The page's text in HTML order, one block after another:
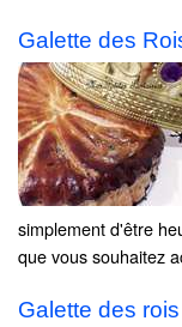
Galette des
simplement d'être
que vous souhaitez
Galette des